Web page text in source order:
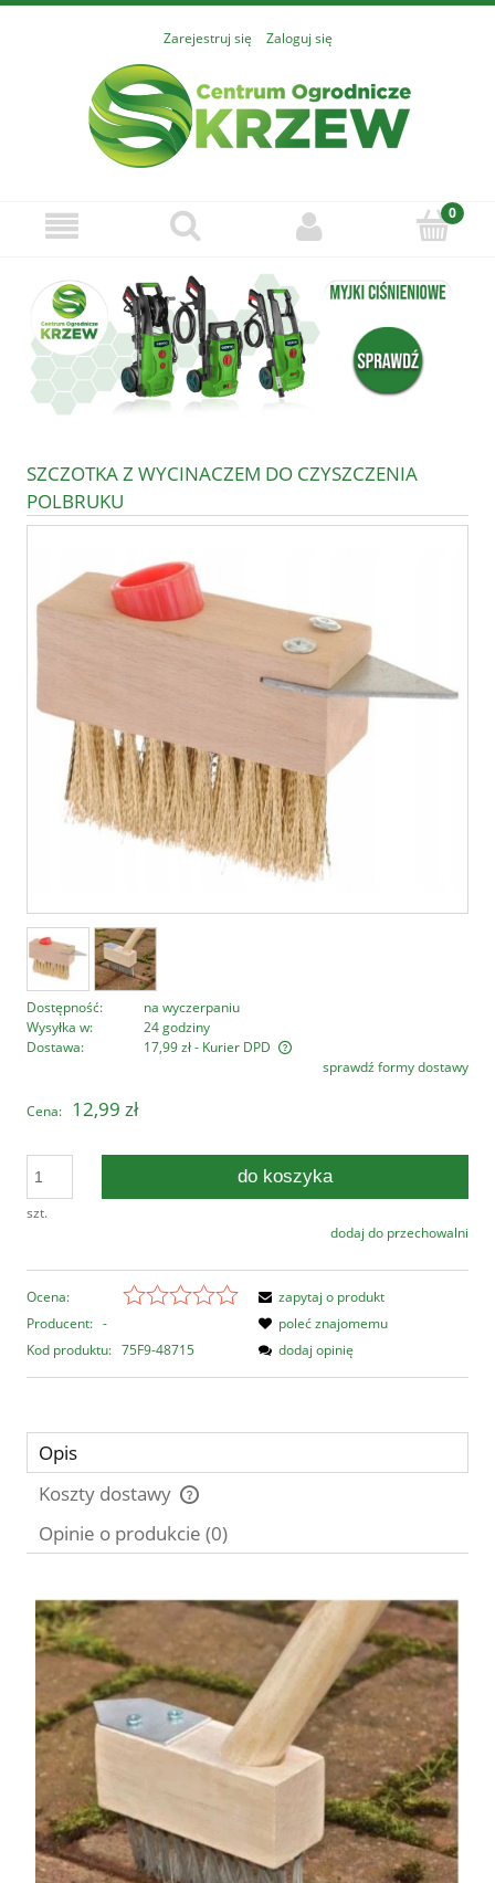
Zarejestruj się Zaloguj się
SZCZOTKA Z WYCINACZEM DO CZYSZCZENIA
POLBRUKU
Dostępność:
na wyczerpaniu
Wysyłka w:
24 godziny
Dostawa:
17,99 zł- Kurier DPD
Cena nie zawiera ewentualnych kosztów płatnościsprawdź formy dostawy
Cena: 12,99 zł
szt.
do koszyka
dodaj do przechowalni
Ocena:
Producent: -
Kod produktu: 75F9-48715
zapytaj o produkt
poleć znajomemu
dodaj opinię
Opis
Koszty dostawy
Cena nie zawiera ewentualnych kosztów płatności
Opinie o produkcie (0)